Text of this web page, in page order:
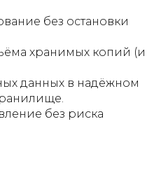
без остановки
хранимых копий (и
данных в надёжном
без риска